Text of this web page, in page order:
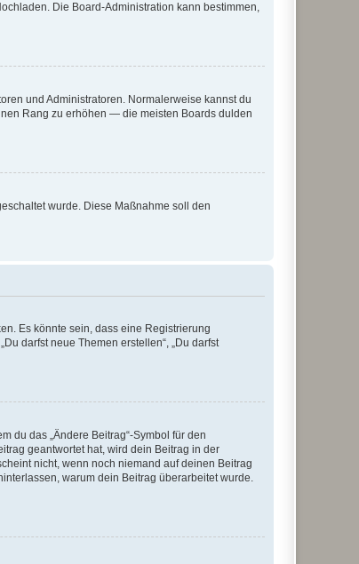
Die Board-Administration kann bestimmen,
und Administratoren. Normalerweise kannst du
Rang zu erhöhen — die meisten Boards dulden
wurde. Diese Maßnahme soll den
Es könnte sein, dass eine Registrierung
darfst neue Themen erstellen“, „Du darfst
du das „Ändere Beitrag“-Symbol für den
geantwortet hat, wird dein Beitrag in der
nicht, wenn noch niemand auf deinen Beitrag
warum dein Beitrag überarbeitet wurde.